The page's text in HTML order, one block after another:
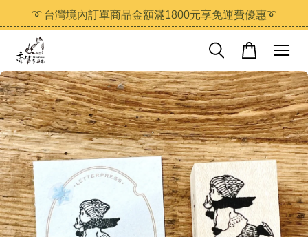
➰ 台灣境內訂單商品金額滿1800元享免運費優惠➰